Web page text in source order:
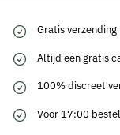
Gratis
Altijd een gratis
100% discreet
Voor 17:00